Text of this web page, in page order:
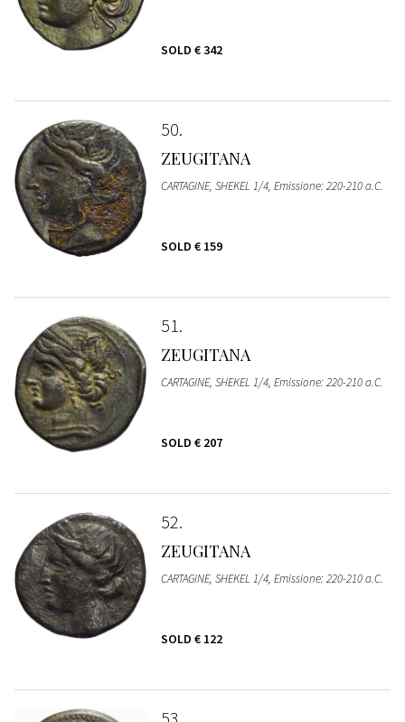
SOLD € 342
50
ZEUGITANA
CARTAGINE, SHEKEL 1/4, Emissione: 220-210 a.C.
SOLD € 159
51
ZEUGITANA
CARTAGINE, SHEKEL 1/4, Emissione: 220-210 a.C.
SOLD € 207
52
ZEUGITANA
CARTAGINE, SHEKEL 1/4, Emissione: 220-210 a.C.
SOLD € 122